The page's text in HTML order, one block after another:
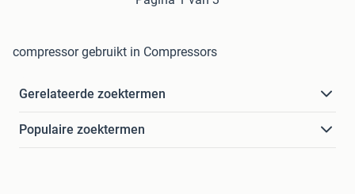
compressor gebruikt in Compressors
Gerelateerde zoektermen
Populaire zoektermen